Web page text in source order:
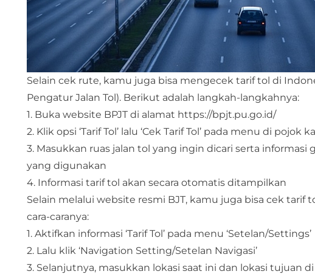
Selain cek rute, kamu juga bisa mengecek tarif tol di
Pengatur Jalan Tol). Berikut adalah langkah-langkahnya:
1. Buka website BPJT di alamat https://bpjt.pu.go.id/
2. Klik opsi ‘Tarif Tol’ lalu ‘Cek Tarif Tol’ pada menu di pojok
3. Masukkan ruas jalan tol yang ingin dicari serta
yang digunakan
4. Informasi tarif tol akan secara otomatis ditampilkan
Selain melalui website resmi BJT, kamu juga bisa cek
cara-caranya:
1. Aktifkan informasi ‘Tarif Tol’ pada menu ‘Setelan/Settings’
2. Lalu klik ‘Navigation Setting/Setelan Navigasi’
3. Selanjutnya, masukkan lokasi saat ini dan lokasi tujuan